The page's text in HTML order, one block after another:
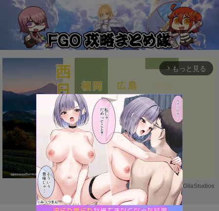
arrow_forward_ios もっと見る
M
Powered by GliaStudios